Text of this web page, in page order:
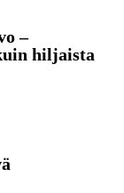
–
hiljaista